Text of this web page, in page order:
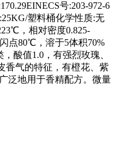
号:203-972-6
塑料桶化学性质:无
，相对密度0.825-
点80℃，溶于5体积70%
酸值1.0，有强烈玫瑰、
香气的特征，有橙花、紫
泛地用于香精配方。微量